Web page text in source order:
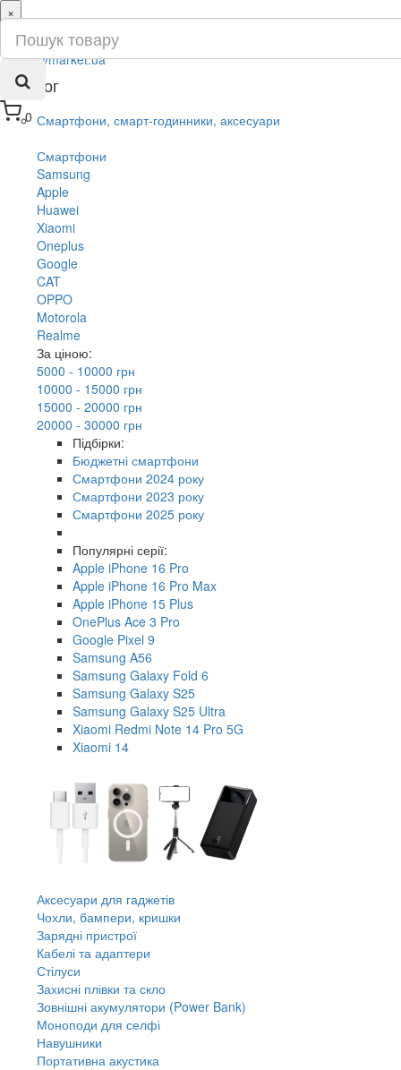
0
×
ru
ua
Каталог
Смартфони, смарт-годинники, аксесуари
Смартфони
Samsung
Apple
Huawei
Xiaomi
Oneplus
Google
CAT
OPPO
Motorola
Realme
За ціною:
5000 - 10000 грн
10000 - 15000 грн
15000 - 20000 грн
20000 - 30000 грн
Підбірки:
Бюджетні смартфони
Смартфони 2024 року
Смартфони 2023 року
Смартфони 2025 року
Популярні серії:
Apple iPhone 16 Pro
Apple iPhone 16 Pro Max
Apple iPhone 15 Plus
OnePlus Ace 3 Pro
Google Pixel 9
Samsung A56
Samsung Galaxy Fold 6
Samsung Galaxy S25
Samsung Galaxy S25 Ultra
Xiaomi Redmi Note 14 Pro 5G
Xiaomi 14
Аксесуари для гаджетів
Чохли, бампери, кришки
Зарядні пристрої
Кабелі та адаптери
Стілуси
Захисні плівки та скло
Зовнішні акумулятори (Power Bank)
Моноподи для селфі
Навушники
Портативна акустика